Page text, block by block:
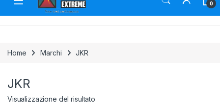
0
Home Marchi JKR
JKR
Visualizzazione del risultato